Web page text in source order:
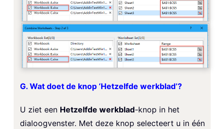
G. Wat doet de knop ‘Hetzelfde werkblad’?
U ziet een Hetzelfde werkblad-knop in het
dialoogvenster. Met deze knop selecteert u in één